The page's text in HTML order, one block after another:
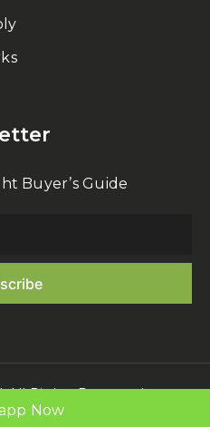
Buyer’s Guide
All Rights Reserved
Now